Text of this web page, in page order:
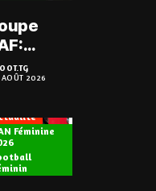
du
face
Niger
2026
Féminine